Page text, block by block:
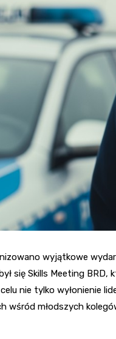
wyjątkowe
się Skills Meeting
nie tylko wyłonienie
wśród młodszych